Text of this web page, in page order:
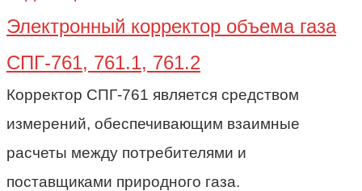
Электронный корректор объема газа
СПГ-761, 761.1, 761.2
Корректор СПГ-761 является средством
измерений, обеспечивающим взаимные
расчеты между потребителями и
поставщиками природного газа.